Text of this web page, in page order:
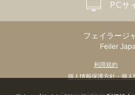
フェイラージ
Feiler
利用規約
個人情報保護方針・個
PCサ